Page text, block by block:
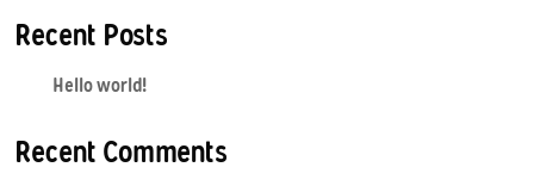
Recent Posts
Hello world!
Recent Comments